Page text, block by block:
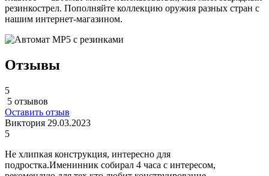
резинкострел. Пополняйте коллекцию оружия разных стран с
нашим интернет-магазином.
Отзывы
5
5 отзывов
Оставить отзыв
Виктория 29.03.2023
5
Не хлипкая конструкция, интересно для
подростка.Именинник собирал 4 часа с интересом,